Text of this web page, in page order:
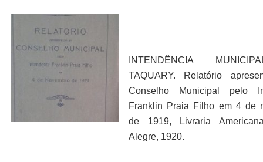
INTENDÊNCIA
TAQUARY. Relatório
Conselho Municipal pelo
Franklin Praia Filho em 4 de
de 1919, Livraria
Alegre, 1920.